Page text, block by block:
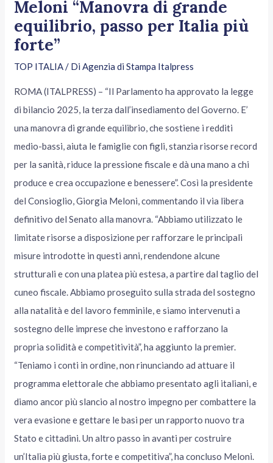
Meloni “Manovra di grande
equilibrio, passo per Italia più
forte”
TOP ITALIA/ DiAgenzia di Stampa Italpress
ROMA (ITALPRESS) – “Il Parlamento ha approvato la legge
di bilancio 2025, la terza dall’insediamento del Governo. E’
una manovra di grande equilibrio, che sostiene i redditi
medio-bassi, aiuta le famiglie con figli, stanzia risorse record
per la sanità, riduce la pressione fiscale e dà una mano a chi
produce e crea occupazione e benessere”. Così la presidente
del Consioglio, Giorgia Meloni, commentando il via libera
definitivo del Senato alla manovra. “Abbiamo utilizzato le
limitate risorse a disposizione per rafforzare le principali
misure introdotte in questi anni, rendendone alcune
strutturali e con una platea più estesa, a partire dal taglio del
cuneo fiscale. Abbiamo proseguito sulla strada del sostegno
alla natalità e del lavoro femminile, e siamo intervenuti a
sostegno delle imprese che investono e rafforzano la
propria solidità e competitività”, ha aggiunto la premier.
“Teniamo i conti in ordine, non rinunciando ad attuare il
programma elettorale che abbiamo presentato agli italiani, e
diamo ancor più slancio al nostro impegno per combattere la
vera evasione e gettare le basi per un rapporto nuovo tra
Stato e cittadini. Un altro passo in avanti per costruire
un’Italia più giusta, forte e competitiva”, ha concluso Meloni.